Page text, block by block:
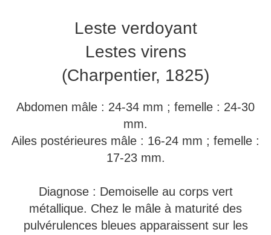
Leste verdoyant
Lestes virens
(Charpentier, 1825)
Abdomen mâle : 24-34 mm ; femelle : 24-30
mm.
Ailes postérieures mâle : 16-24 mm ; femelle :
17-23 mm.
Diagnose : Demoiselle au corps vert
métallique. Chez le mâle à maturité des
pulvérulences bleues apparaissent sur les